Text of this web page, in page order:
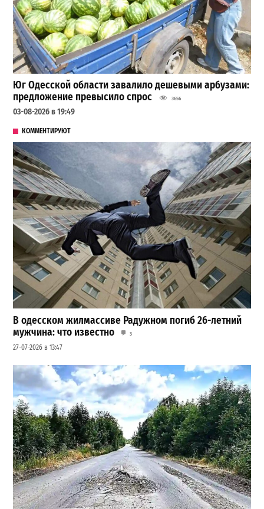
Юг Одесской области завалило дешевыми арбузами:
предложение превысило спрос
3656
03-08-2026 в 19:49
КОММЕНТИРУЮТ
В одесском жилмассиве Радужном погиб 26-летний
мужчина: что известно
3
27-07-2026 в 13:47